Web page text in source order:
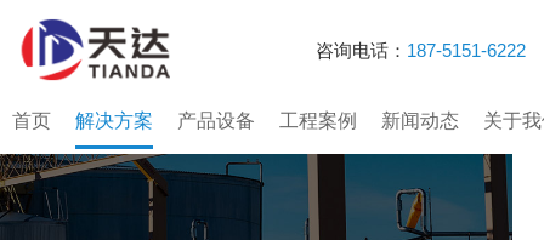
咨询电话： 187-5151-6222
首页 解决方案 产品设备 工程案例 新闻动态 关于